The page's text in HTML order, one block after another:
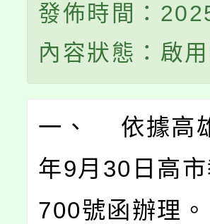
發佈時間：
內容狀態：啟
一、 依據高
年9月30日高
700號函辦理。